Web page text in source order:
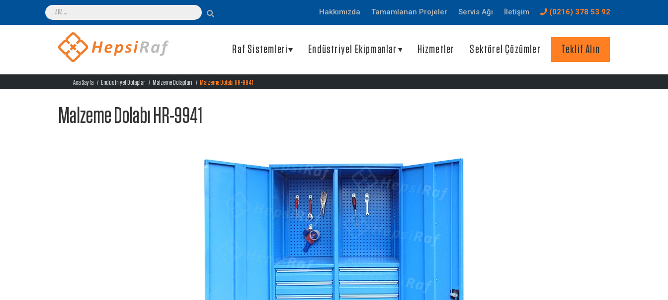
Hakkımızda Tamamlanan Projeler Servis Ağı İletişim (0216) 378 53 92
Raf Sistemleri Endüstriyel Ekipmanlar Hizmetler Sektörel Çözümler Teklif Alın
Ana Sayfa Endüstriyel Dolaplar Malzeme Dolapları Malzeme Dolabı HR-9941
Malzeme Dolabı HR-9941